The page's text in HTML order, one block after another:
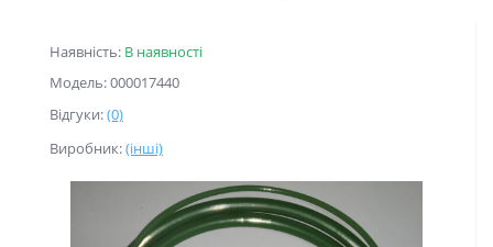
Наявність: В наявності
Модель: 000017440
Відгуки:(0)
Виробник:(інші)